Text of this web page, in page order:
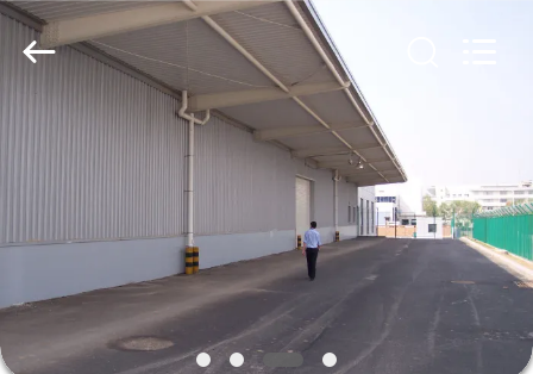
EN
CASA.
PRODUCTOS
VÍDEOS
2026
Qingdao
Fabrication